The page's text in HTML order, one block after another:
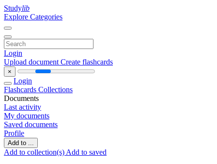
Studylib
Explore Categories
Login
Upload document Create flashcards
×
Login
Flashcards Collections
Documents
Last activity
My documents
Saved documents
Profile
Add to ...
Add to collection(s) Add to saved